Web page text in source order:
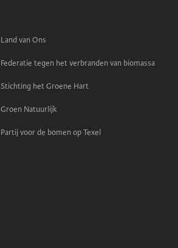
Land van Ons
Federatie tegen het verbranden van biomassa
Stichting het Groene Hart
Groen Natuurlijk
Partij voor de bomen op Texel